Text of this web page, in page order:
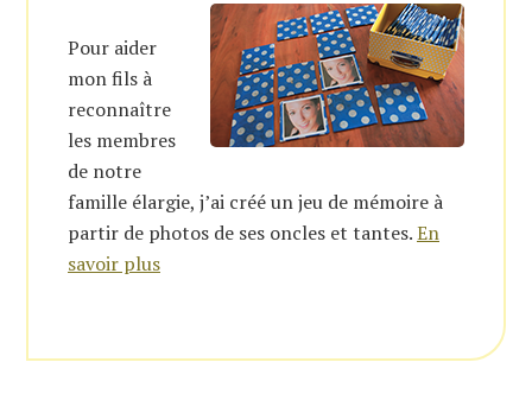
Pour aider
mon fils à
reconnaître
les membres
de notre
famille élargie, j’ai créé un jeu de mémoire à
partir de photos de ses oncles et tantes.En
savoir plus